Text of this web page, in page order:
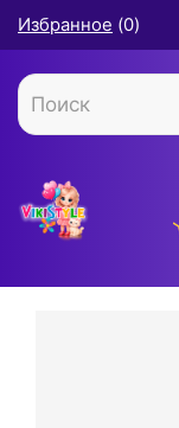
Избранное (0)